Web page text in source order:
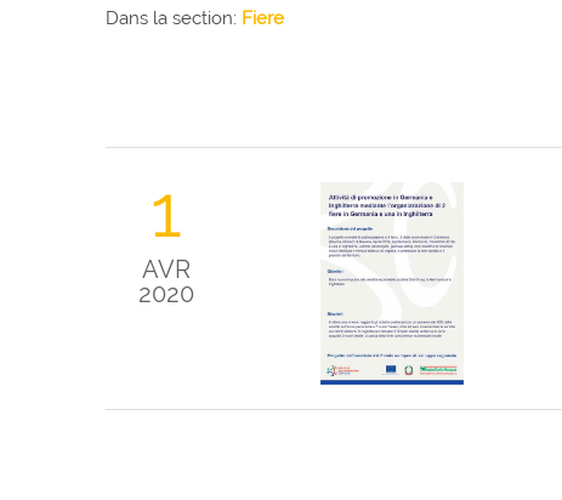
Dans la section: Fiere
1
AVR
2020